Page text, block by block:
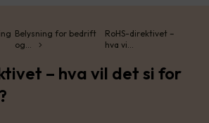
Belysning for bedrift
og…
RoHS-direktivet –
hva vi…
– hva vil det si for